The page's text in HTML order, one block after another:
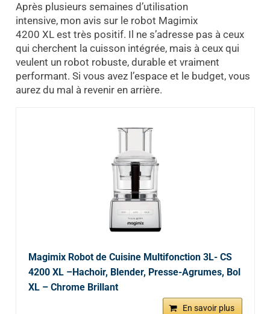
Après plusieurs semaines d’utilisation
intensive, mon avis sur le robot Magimix
4200 XL est très positif. Il ne s’adresse pas à ceux
qui cherchent la cuisson intégrée, mais à ceux qui
veulent un robot robuste, durable et vraiment
performant. Si vous avez l’espace et le budget, vous
aurez du mal à revenir en arrière.
Magimix Robot de Cuisine Multifonction 3L- CS
4200 XL –Hachoir, Blender, Presse-Agrumes, Bol
XL – Chrome Brillant
En savoir plus